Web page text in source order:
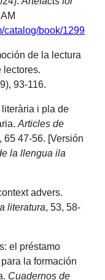
catalog/book/1299
de la lectura
lectores.
93-116.
i pla de
Articles de
, 65 47-56. [Versión
la llengua ila
advers.
literatura, 53, 58-
el préstamo
la formación
Cuadernos de